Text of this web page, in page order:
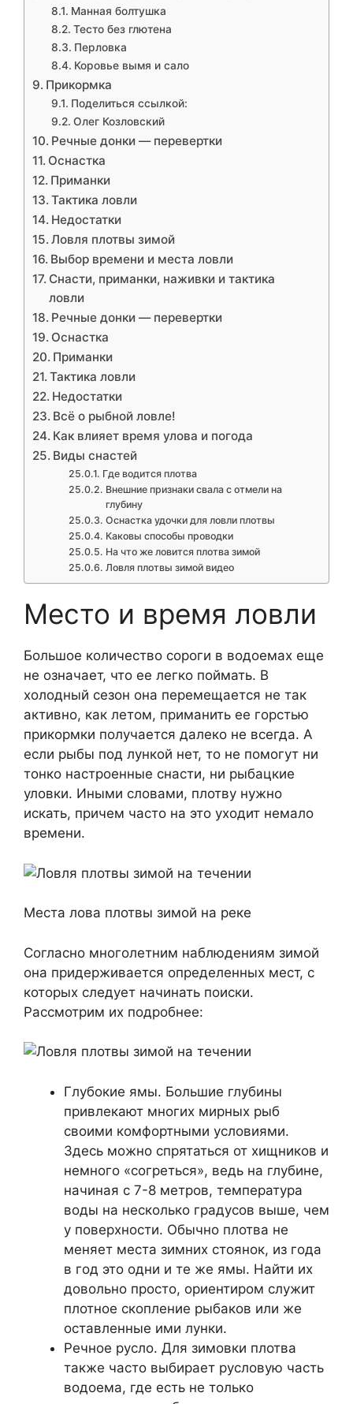
Манная болтушка
Тесто без глютена
Перловка
Коровье вымя и сало
Прикормка
Поделиться ссылкой:
Олег Козловский
Речные донки — перевертки
Оснастка
Приманки
Тактика ловли
Недостатки
Ловля плотвы зимой
Выбор времени и места ловли
Снасти, приманки, наживки и тактика
ловли
Речные донки — перевертки
Оснастка
Приманки
Тактика ловли
Недостатки
Всё о рыбной ловле!
Как влияет время улова и погода
Виды снастей
Где водится плотва
Внешние признаки свала с отмели на
глубину
Оснастка удочки для ловли плотвы
Каковы способы проводки
На что же ловится плотва зимой
Ловля плотвы зимой видео
Место и время ловли
Большое количество сороги в водоемах еще
не означает, что ее легко поймать. В
холодный сезон она перемещается не так
активно, как летом, приманить ее горстью
прикормки получается далеко не всегда. А
если рыбы под лункой нет, то не помогут ни
тонко настроенные снасти, ни рыбацкие
уловки. Иными словами, плотву нужно
искать, причем часто на это уходит немало
времени.
Места лова плотвы зимой на реке
Согласно многолетним наблюдениям зимой
она придерживается определенных мест, с
которых следует начинать поиски.
Рассмотрим их подробнее:
Глубокие ямы. Большие глубины
привлекают многих мирных рыб
своими комфортными условиями.
Здесь можно спрятаться от хищников и
немного «согреться», ведь на глубине,
начиная с 7-8 метров, температура
воды на несколько градусов выше, чем
у поверхности. Обычно плотва не
меняет места зимних стоянок, из года
в год это одни и те же ямы. Найти их
довольно просто, ориентиром служит
плотное скопление рыбаков или же
оставленные ими лунки.
Речное русло. Для зимовки плотва
также часто выбирает русловую часть
водоема, где есть не только